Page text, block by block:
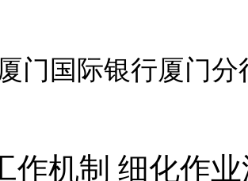
门国际银行厦门
作机制 细化作